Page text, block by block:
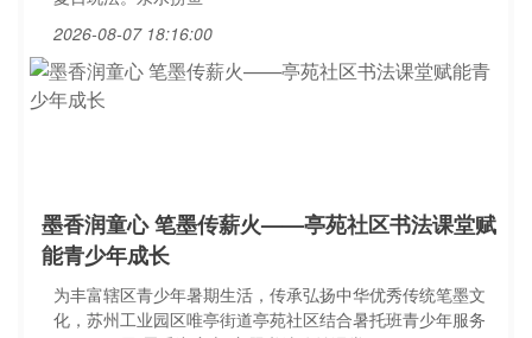
2026-08-07 18:16:00
墨香润童心 笔墨传薪火——亭苑社区书法课堂赋
能青少年成长
为丰富辖区青少年暑期生活，传承弘扬中华优秀传统笔墨文
化，苏州工业园区唯亭街道亭苑社区结合暑托班青少年服务